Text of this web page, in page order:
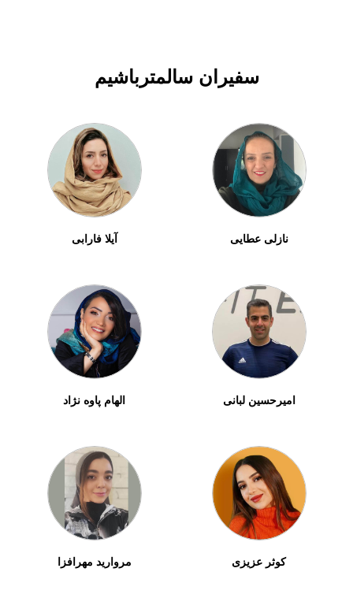
سفیران سالمترباشیم
نازلی عطایی آیلا فارابی
امیرحسین لبانی الهام پاوه نژاد
کوثر عزیزی مروارید مهرافزا